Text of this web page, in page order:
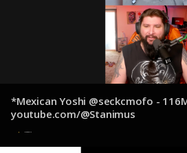
*Mexican Yoshi @seckcmofo -
youtube.com/@Stanimus